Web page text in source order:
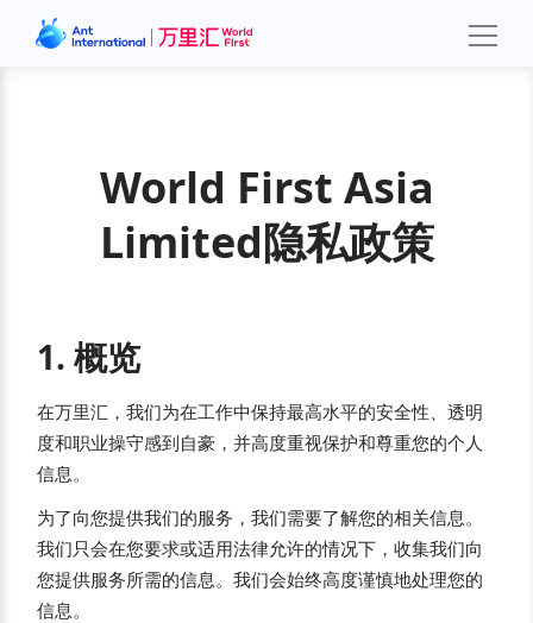
World First Asia
Limited隐私政策
1. 概览
在万里汇，我们为在工作中保持最高水平的安全性、透明
度和职业操守感到自豪，并高度重视保护和尊重您的个人
信息。
为了向您提供我们的服务，我们需要了解您的相关信息。
我们只会在您要求或适用法律允许的情况下，收集我们向
您提供服务所需的信息。我们会始终高度谨慎地处理您的
信息。